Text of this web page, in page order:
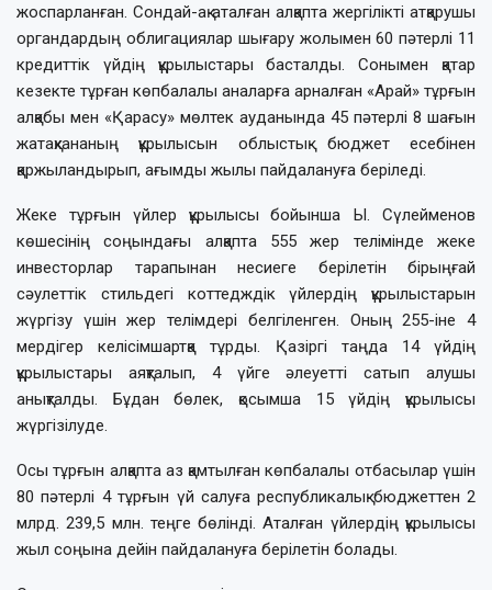
жоспарланған. Сондай-ақ аталған алқапта жергілікті атқарушы
органдардың облигациялар шығару жолымен 60 пәтерлі 11
кредиттік үйдің құрылыстары басталды. Сонымен қатар
кезекте тұрған көпбалалы аналарға арналған «Арай» тұрғын
алқабы мен «Қарасу» мөлтек ауданында 45 пәтерлі 8 шағын
жатақхананың құрылысын облыстық бюджет есебінен
қаржыландырып, ағымды жылы пайдалануға беріледі.
Жеке тұрғын үйлер құрылысы бойынша Ы. Сүлейменов
көшесінің соңындағы алқапта 555 жер телімінде жеке
инвесторлар тарапынан несиеге берілетін бірыңғай
сәулеттік стильдегі коттедждік үйлердің құрылыстарын
жүргізу үшін жер телімдері белгіленген. Оның 255-іне 4
мердігер келісімшартқа тұрды. Қазіргі таңда 14 үйдің
құрылыстары аяқталып, 4 үйге әлеуетті сатып алушы
анықталды. Бұдан бөлек, қосымша 15 үйдің құрылысы
жүргізілуде.
Осы тұрғын алқапта аз қамтылған көпбалалы отбасылар үшін
80 пәтерлі 4 тұрғын үй салуға республикалық бюджеттен 2
млрд. 239,5 млн. теңге бөлінді. Аталған үйлердің құрылысы
жыл соңына дейін пайдалануға берілетін болады.